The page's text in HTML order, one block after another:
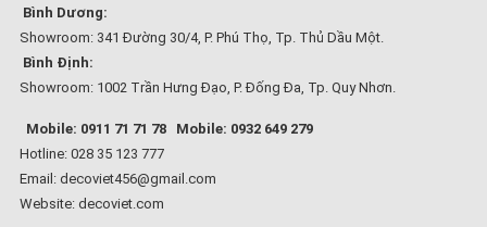
Bình Dương:
Showroom: 341 Đường 30/4, P. Phú Thọ, Tp. Thủ Dầu Một.
Bình Định:
Showroom: 1002 Trần Hưng Đạo, P. Đống Đa, Tp. Quy Nhơn.
Mobile: 0911 71 71 78
Mobile: 0932 649 279
Hotline: 028 35 123 777
Email: decoviet456@gmail.com
Website: decoviet.com